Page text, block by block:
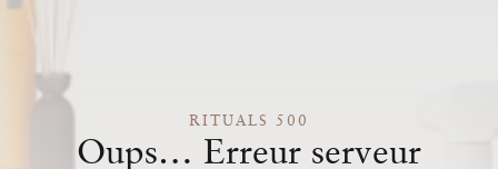
RITUALS 500
Oups… Erreur serveur